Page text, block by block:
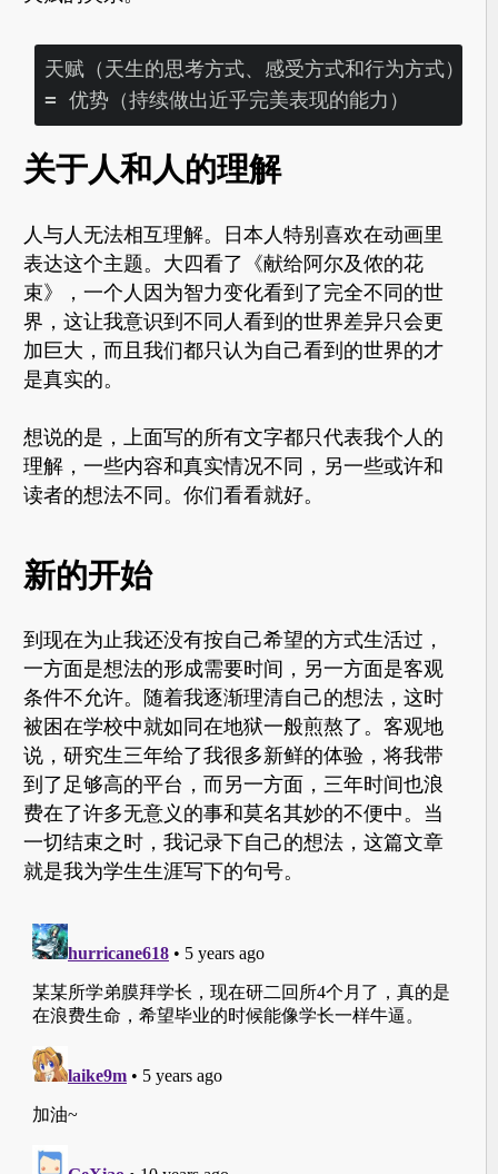
天赋（天生的思考方式、感受方式和行为方式）
关于人和人的理解
人与人无法相互理解。日本人特别喜欢在动画里
表达这个主题。大四看了《献给阿尔及侬的花
束》，一个人因为智力变化看到了完全不同的世
界，这让我意识到不同人看到的世界差异只会更
加巨大，而且我们都只认为自己看到的世界的才
是真实的。
想说的是，上面写的所有文字都只代表我个人的
理解，一些内容和真实情况不同，另一些或许和
读者的想法不同。你们看看就好。
新的开始
到现在为止我还没有按自己希望的方式生活过，
一方面是想法的形成需要时间，另一方面是客观
条件不允许。随着我逐渐理清自己的想法，这时
被困在学校中就如同在地狱一般煎熬了。客观地
说，研究生三年给了我很多新鲜的体验，将我带
到了足够高的平台，而另一方面，三年时间也浪
费在了许多无意义的事和莫名其妙的不便中。当
一切结束之时，我记录下自己的想法，这篇文章
就是我为学生生涯写下的句号。